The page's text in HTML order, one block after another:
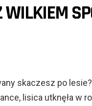
skaczesz po lesie?
lisica utknęła w